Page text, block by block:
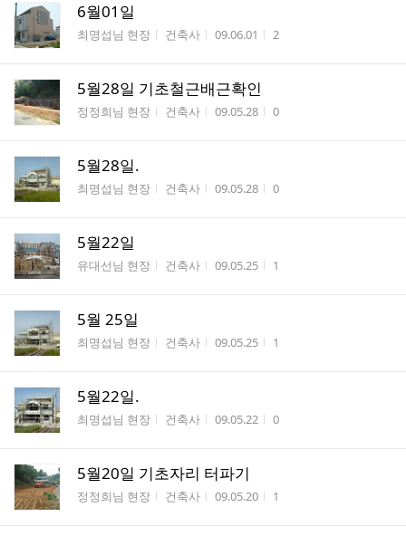
6월01일
게시판명
최명섭님 현장 작성자
건축사 작성시간
09.06.01 조회수
2
5월28일 기초철근배근확인
게시판명
정정희님 현장 작성자
건축사 작성시간
09.05.28 조회수
0
5월28일.
게시판명
최명섭님 현장 작성자
건축사 작성시간
09.05.28 조회수
0
5월22일
게시판명
유대선님 현장 작성자
건축사 작성시간
09.05.25 조회수
1
5월 25일
게시판명
최명섭님 현장 작성자
건축사 작성시간
09.05.25 조회수
1
5월22일.
게시판명
최명섭님 현장 작성자
건축사 작성시간
09.05.22 조회수
0
5월20일 기초자리 터파기
게시판명
정정희님 현장 작성자
건축사 작성시간
09.05.20 조회수
1